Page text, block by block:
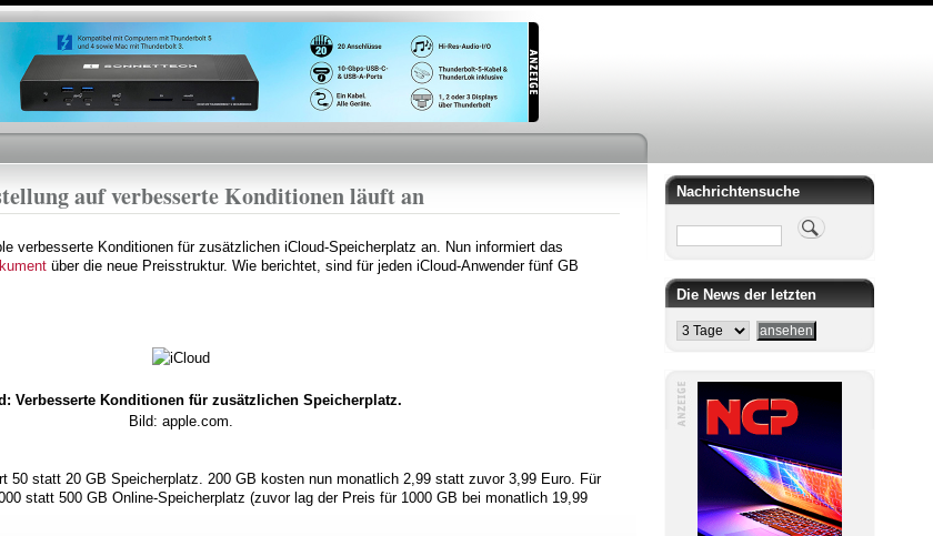
Direkt
zum
Inhalt
auf verbesserte Konditionen läuft an
verbesserte Konditionen für zusätzlichen iCloud-Speicherplatz an. Nun informiert das
über die neue Preisstruktur. Wie berichtet, sind für jeden iCloud-Anwender fünf GB
Verbesserte Konditionen für zusätzlichen Speicherplatz.
Bild: apple.com.
50 statt 20 GB Speicherplatz. 200 GB kosten nun monatlich 2,99 statt zuvor 3,99 Euro. Für
statt 500 GB Online-Speicherplatz (zuvor lag der Preis für 1000 GB bei monatlich 19,99
Nachrichtensuche
Suche
Die News der letzten